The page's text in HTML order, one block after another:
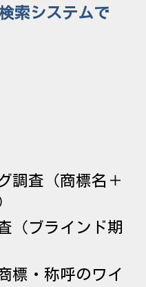
索システムで
調査（商標名＋
（ブラインド期
標・称呼のワイ